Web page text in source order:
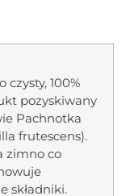
czysty, 100%
pozyskiwany
Pachnotka
frutescens).
zimno co
składniki.